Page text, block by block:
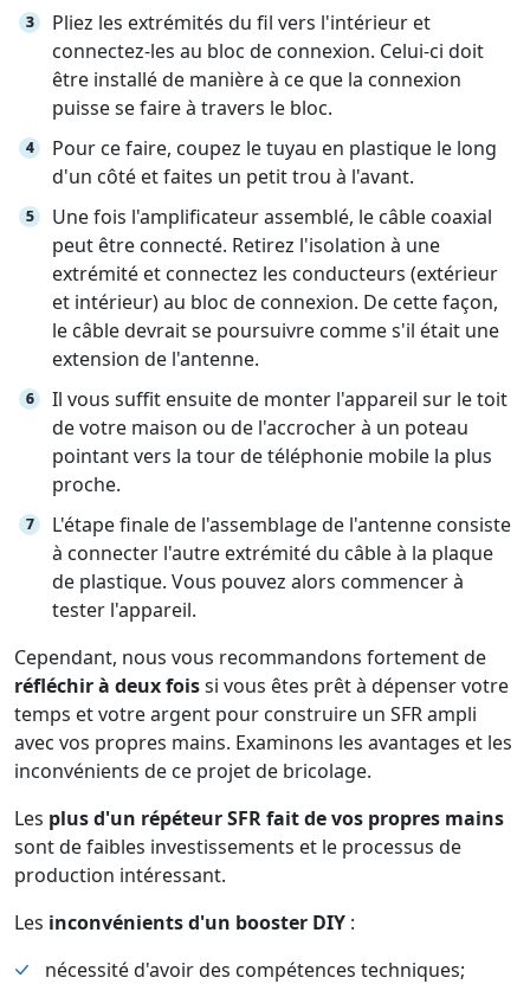
Pliez les extrémités du fil vers l'intérieur et
connectez-les au bloc de connexion. Celui-ci doit
être installé de manière à ce que la connexion
puisse se faire à travers le bloc.
Pour ce faire, coupez le tuyau en plastique le long
d'un côté et faites un petit trou à l'avant.
Une fois l'amplificateur assemblé, le câble coaxial
peut être connecté. Retirez l'isolation à une
extrémité et connectez les conducteurs (extérieur
et intérieur) au bloc de connexion. De cette façon,
le câble devrait se poursuivre comme s'il était une
extension de l'antenne.
Il vous suffit ensuite de monter l'appareil sur le toit
de votre maison ou de l'accrocher à un poteau
pointant vers la tour de téléphonie mobile la plus
proche.
L'étape finale de l'assemblage de l'antenne consiste
à connecter l'autre extrémité du câble à la plaque
de plastique. Vous pouvez alors commencer à
tester l'appareil.
Cependant, nous vous recommandons fortement de
réfléchir à deux foissi vous êtes prêt à dépenser votre
temps et votre argent pour construire un SFR ampli
avec vos propres mains. Examinons les avantages et les
inconvénients de ce projet de bricolage.
Les plus d'un répéteur SFR fait de vos propres mains
sont de faibles investissements et le processus de
production intéressant.
Les inconvénients d'un booster DIY :
nécessité d'avoir des compétences techniques;